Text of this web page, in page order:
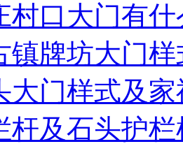
村口大门有
镇牌坊大门
大门样式及
杆及石头护